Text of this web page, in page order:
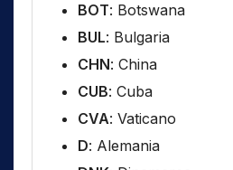
BOT: Botswana
BUL: Bulgaria
CHN: China
CUB: Cuba
CVA: Vaticano
D: Alemania